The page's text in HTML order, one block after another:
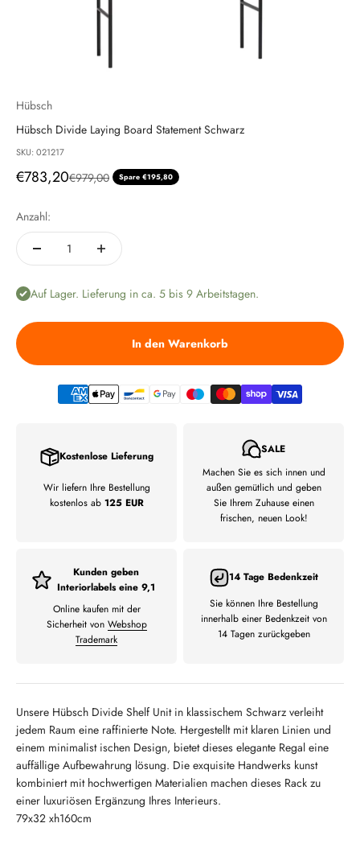
Hübsch
Hübsch Divide Laying Board Statement Schwarz
SKU: 021217
Angebot
€783,20Regulärer Preis
€979,00 Spare €195,80
Anzahl:
Auf Lager. Lieferung in ca. 5 bis 9 Arbeitstagen.
In den Warenkorb
Kostenlose Lieferung
Wir liefern Ihre Bestellung
kostenlos ab 125 EUR
SALE
Machen Sie es sich innen und
außen gemütlich und geben
Sie Ihrem Zuhause einen
frischen, neuen Look!
Kunden geben
Interiorlabels eine 9,1
Online kaufen mit der
Sicherheit von Webshop
Trademark
14 Tage Bedenkzeit
Sie können Ihre Bestellung
innerhalb einer Bedenkzeit von
14 Tagen zurückgeben
Unsere Hübsch Divide Shelf Unit in klassischem Schwarz verleiht
jedem Raum eine raffinierte Note. Hergestellt mit klaren Linien und
einem minimalist ischen Design, bietet dieses elegante Regal eine
auffällige Aufbewahrung lösung. Die exquisite Handwerks kunst
kombiniert mit hochwertigen Materialien machen dieses Rack zu
einer luxuriösen Ergänzung Ihres Interieurs.
79x32 xh160cm